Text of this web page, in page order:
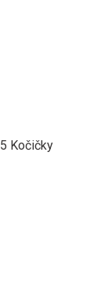
Kočičky